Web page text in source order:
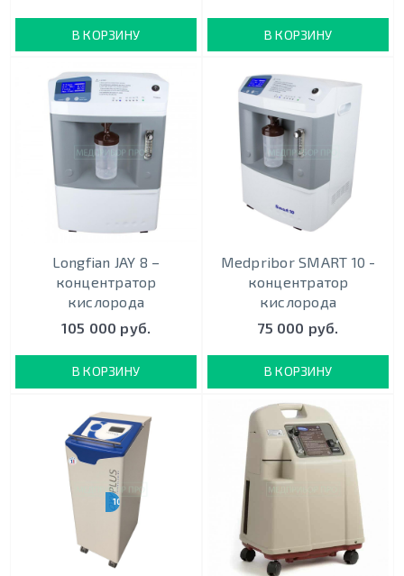
В КОРЗИНУ В КОРЗИНУ
Longfian JAY 8 –
концентратор
кислорода
105 000 руб.
В КОРЗИНУ
Medpribor SMART 10 -
концентратор
кислорода
75 000 руб.
В КОРЗИНУ
10 - 20 Л/МИН